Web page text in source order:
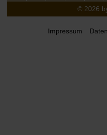
© 2026
Impressum